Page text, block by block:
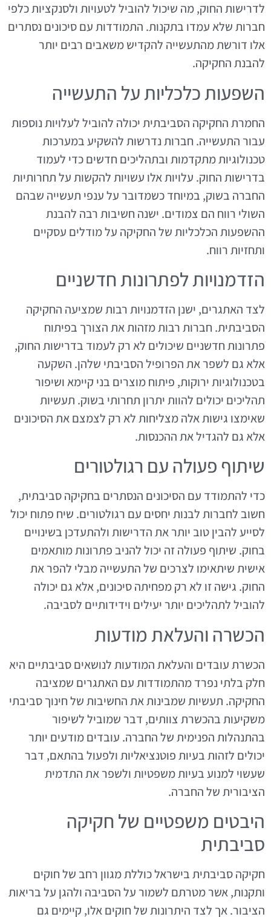
לדרישות החוק, מה שיכול להוביל לטעויות ולסנקציות כלפי
חברות שלא עמדו בתקנות. התמודדות עם סיכונים נסתרים
אלו דורשת מהתעשייה להקדיש משאבים רבים יותר
להבנת החקיקה.
השפעות כלכליות על התעשייה
החמרת החקיקה הסביבתית יכולה להוביל לעלויות נוספות
עבור התעשייה. חברות נדרשות להשקיע במערכות
טכנולוגיות מתקדמות ובתהליכים חדשים כדי לעמוד
בדרישות החוק. עלויות אלו עשויות להקשות על תחרותיות
החברה בשוק, במיוחד כשמדובר על ענפי תעשייה שבהם
השולי רווח הם צמודים. ישנה חשיבות רבה להבנת
ההשפעות הכלכליות של החקיקה על מודלים עסקיים
ותחזיות רווח.
הזדמנויות לפתרונות חדשניים
לצד האתגרים, ישנן הזדמנויות רבות שמציעה החקיקה
הסביבתית. חברות רבות מזהות את הצורך בפיתוח
פתרונות חדשניים שיכולים לא רק לעמוד בדרישות החוק,
אלא גם לשפר את הפרופיל הסביבתי שלהן. השקעה
בטכנולוגיות ירוקות, פיתוח מוצרים בני קיימא ושיפור
תהליכים יכולים להוות יתרון תחרותי בשוק. תעשיות
שאימצו גישות אלה מצליחות לא רק לצמצם את הסיכונים
אלא גם להגדיל את ההכנסות.
שיתוף פעולה עם רגולטורים
כדי להתמודד עם הסיכונים הנסתרים בחקיקה סביבתית,
חשוב לחברות לבנות יחסים עם רגולטורים. שיח פתוח יכול
לסייע להבין טוב יותר את הדרישות ולהתעדכן בשינויים
בחוק. שיתוף פעולה זה יכול להניב פתרונות מותאמים
אישית שיתאימו לצרכים של התעשייה מבלי להפר את
החוק. גישה זו לא רק מפחיתה סיכונים, אלא גם יכולה
להוביל לתהליכים יותר יעילים וידידותיים לסביבה.
הכשרה והעלאת מודעות
הכשרת עובדים והעלאת המודעות לנושאים סביבתיים היא
חלק בלתי נפרד מהתמודדות עם האתגרים שמציבה
החקיקה. תעשיות שמבינות את החשיבות של חינוך סביבתי
משקיעות בהכשרת צוותים, דבר שמוביל לשיפור
בהתנהלות הפנימית של החברה. עובדים מודעים יותר
יכולים לזהות בעיות פוטנציאליות ולפעול בהתאם, דבר
שעשוי למנוע בעיות משפטיות ולשפר את התדמית
הציבורית של החברה.
היבטים משפטיים של חקיקה
סביבתית
חקיקה סביבתית בישראל כוללת מגוון רחב של חוקים
ותקנות, אשר מטרתם לשמור על הסביבה ולהגן על בריאות
הציבור. אך לצד היתרונות של חוקים אלו, קיימים גם